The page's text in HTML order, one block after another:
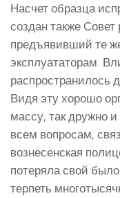
Насчет образца
создан также Совет
предъявивший те
эксплуататорам.
распространилось
Видя эту хорошо
массу, так дружно
всем вопросам,
вознесенская
потеряла свой
терпеть